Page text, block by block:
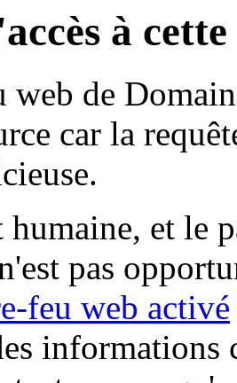
à
web de
car la
humaine, et le
pas
feu web activé
informations